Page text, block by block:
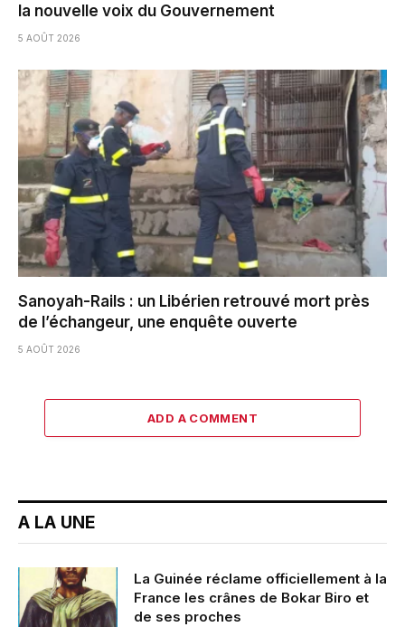
la nouvelle voix du Gouvernement
5 AOÛT 2026
Sanoyah-Rails : un Libérien retrouvé mort près
de l’échangeur, une enquête ouverte
5 AOÛT 2026
ADD A COMMENT
A LA UNE
La Guinée réclame officiellement à la
France les crânes de Bokar Biro et
de ses proches